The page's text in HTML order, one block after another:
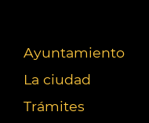
Ayuntamiento
La ciudad
Trámites